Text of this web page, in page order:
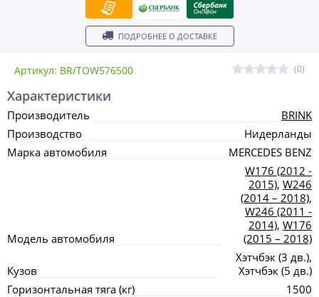
Артикул: BR/TOW576500 (0)
ПОДРОБНЕЕ О ДОСТАВКЕ
Характеристики
Производитель
BRINK
Производство
Нидерланды
Марка автомобиля
MERCEDES BENZ
Модель автомобиля
W176 (2012 -
2015), W246
(2014 – 2018),
W246 (2011 -
2014), W176
(2015 – 2018)
Кузов
Хэтчбэк (3 дв.),
Хэтчбэк (5 дв.)
Горизонтальная тяга (кг)
1500